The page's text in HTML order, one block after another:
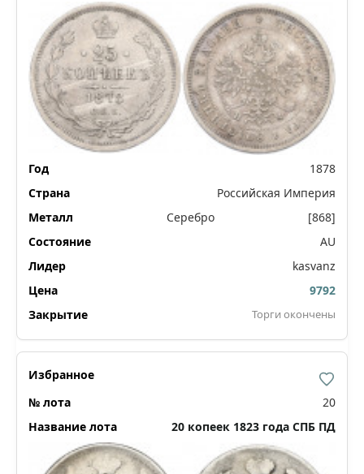
1878
Российская Империя
Серебро
[868]
AU
kasvanz
9792
Торги окончены
20
20 копеек 1823 года СПБ ПД